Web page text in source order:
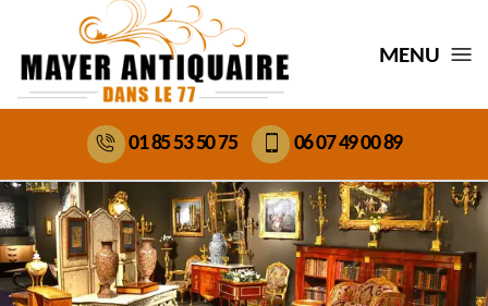
MENU
01 85 53 50 75 06 07 49 00 89